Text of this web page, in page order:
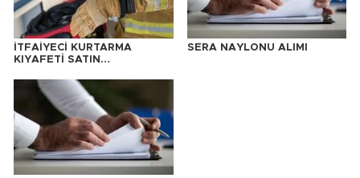
İTFAİYECİ KURTARMA
KIYAFETİ SATIN
SERA NAYLONU ALIMI